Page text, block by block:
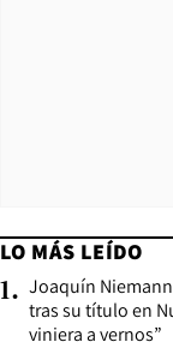
LO MÁS LEÍDO
1. Joaquín
tras su título en
viniera a vernos”